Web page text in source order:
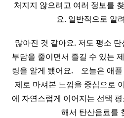
처지지 않으려고 여러 정보를
요. 일반적으로 알
많아진 것 같아요. 저도 평소
부담을 줄이면서 즐길 수 있는
링을 알게 됐어요. ​ ​ ​ 오늘은 애플
제로 마셔본 느낌을 중심으로
에 자연스럽게 이어지는 선택
해서 탄산음료를